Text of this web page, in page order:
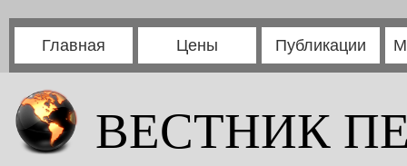
Главная Цены Публикации
ВЕСТНИК